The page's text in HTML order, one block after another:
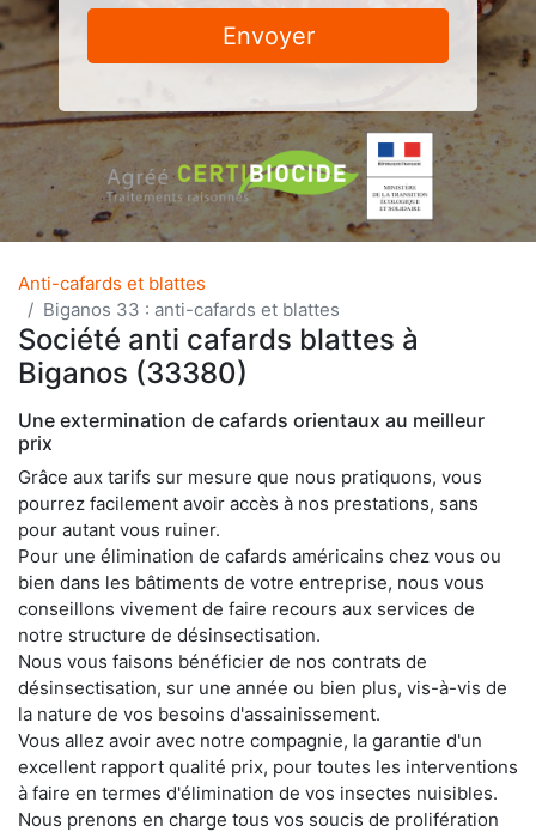
Envoyer
Anti-cafards et blattes
Biganos 33 : anti-cafards et blattes
Société anti cafards blattes à
Biganos (33380)
Une extermination de cafards orientaux au meilleur
prix
Grâce aux tarifs sur mesure que nous pratiquons, vous
pourrez facilement avoir accès à nos prestations, sans
pour autant vous ruiner.
Pour une élimination de cafards américains chez vous ou
bien dans les bâtiments de votre entreprise, nous vous
conseillons vivement de faire recours aux services de
notre structure de désinsectisation.
Nous vous faisons bénéficier de nos contrats de
désinsectisation, sur une année ou bien plus, vis-à-vis de
la nature de vos besoins d'assainissement.
Vous allez avoir avec notre compagnie, la garantie d'un
excellent rapport qualité prix, pour toutes les interventions
à faire en termes d'élimination de vos insectes nuisibles.
Nous prenons en charge tous vos soucis de prolifération